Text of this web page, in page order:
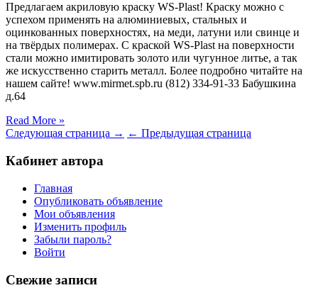
Предлагаем акриловую краску WS-Plast! Краску можно с
успехом применять на алюминиевых, стальных и
оцинкованных поверхностях, на меди, латуни или свинце и
на твёрдых полимерах. С краской WS-Plast на поверхности
стали можно имитировать золото или чугунное литье, а так
же искусственно старить металл. Более подробно читайте на
нашем сайте! www.mirmet.spb.ru (812) 334-91-33 Бабушкина
д.64
Read More »
Следующая страница → ← Предыдущая страница
Кабинет автора
Главная
Опубликовать объявление
Мои объявления
Изменить профиль
Забыли пароль?
Войти
Свежие записи